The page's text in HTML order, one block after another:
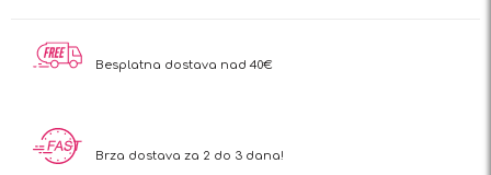
Besplatna dostava nad 40€
Brza dostava za 2 do 3 dana!